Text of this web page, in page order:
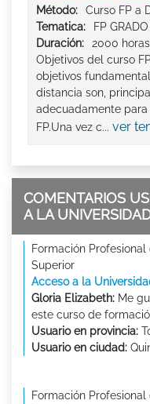
Método:
Curso FP a
Tematica:
FP
Duración:
2000 horas
Objetivos del curso
objetivos
distancia son,
adecuadamente
FP.Una vez c... ver
COMENTARIOS
A LA
Formación
Superior
Acceso a la
Gloria Elizabeth: Me
este curso de
Usuario en provincia:
Usuario en ciudad:
Formación